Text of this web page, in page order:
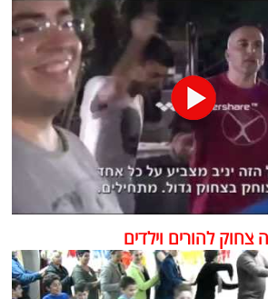
צחוק להורים וילדים